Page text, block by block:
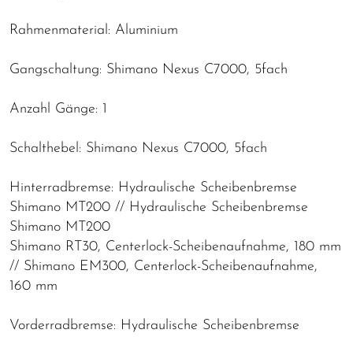
Rahmenmaterial: Aluminium
Gangschaltung: Shimano Nexus C7000, 5fach
Anzahl Gänge: 1
Schalthebel: Shimano Nexus C7000, 5fach
Hinterradbremse: Hydraulische Scheibenbremse
Shimano MT200 // Hydraulische Scheibenbremse
Shimano MT200
Shimano RT30, Centerlock-Scheibenaufnahme, 180 mm
// Shimano EM300, Centerlock-Scheibenaufnahme,
160 mm
Vorderradbremse: Hydraulische Scheibenbremse